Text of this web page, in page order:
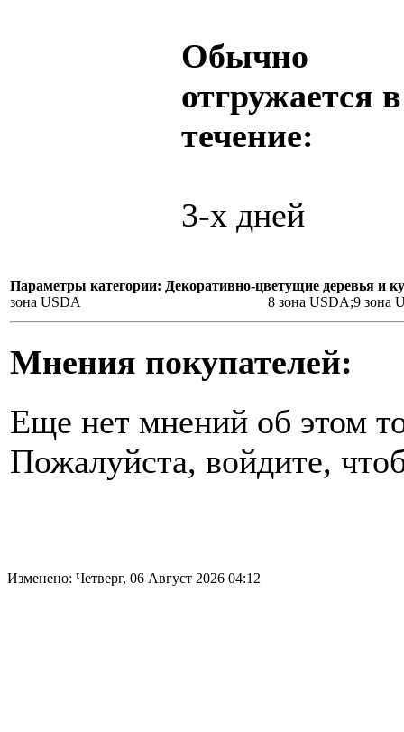
Обычно
отгружается в
течение:
3-х дней
Параметры категории: Декоративно-цветущие деревья и
зона USDA
8 зона USDA;9 зона
Мнения покупателей:
Еще нет мнений об этом
Пожалуйста, войдите,
Изменено: Четверг, 06 Август 2026 04:12